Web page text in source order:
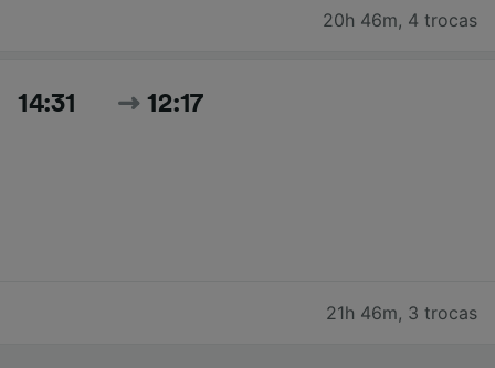
20h 46m, 4 trocas
14:31 12:17
21h 46m, 3 trocas